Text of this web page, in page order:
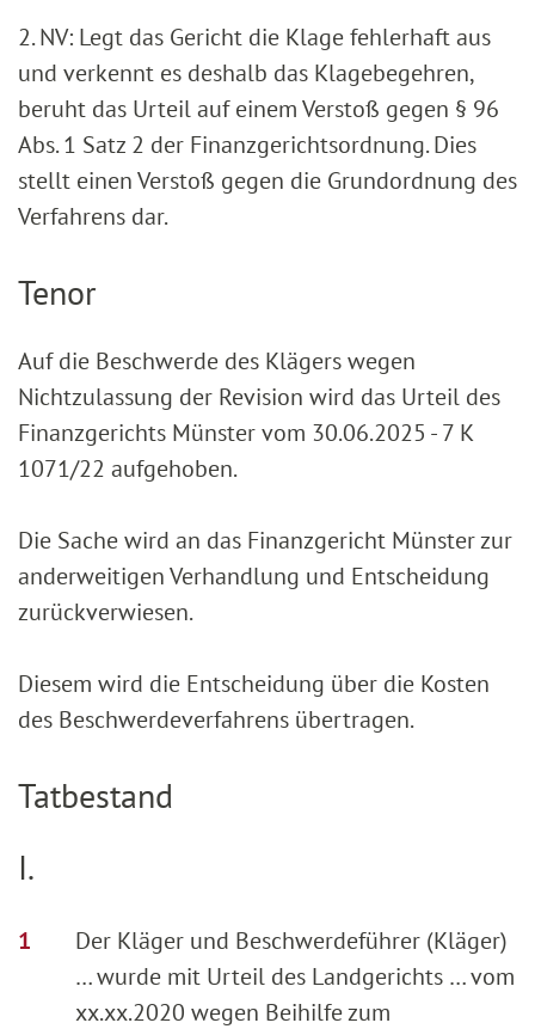
2. NV: Legt das Gericht die Klage fehlerhaft aus
und verkennt es deshalb das Klagebegehren,
beruht das Urteil auf einem Verstoß gegen § 96
Abs. 1 Satz 2 der Finanzgerichtsordnung. Dies
stellt einen Verstoß gegen die Grundordnung des
Verfahrens dar.
Tenor
Auf die Beschwerde des Klägers wegen
Nichtzulassung der Revision wird das Urteil des
Finanzgerichts Münster vom 30.06.2025 - 7 K
1071/22 aufgehoben.
Die Sache wird an das Finanzgericht Münster zur
anderweitigen Verhandlung und Entscheidung
zurückverwiesen.
Diesem wird die Entscheidung über die Kosten
des Beschwerdeverfahrens übertragen.
Tatbestand
I.
Der Kläger und Beschwerdeführer (Kläger)
… wurde mit Urteil des Landgerichts … vom
xx.xx.2020 wegen Beihilfe zum